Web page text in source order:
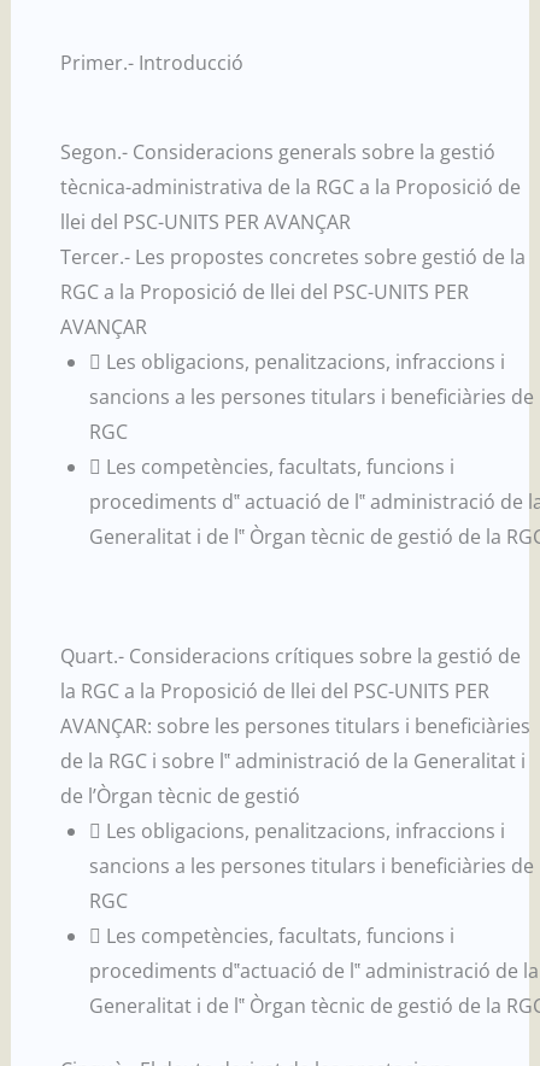
Primer.- Introducció
Segon.- Consideracions generals sobre la gestió
tècnica-administrativa de la RGC a la Proposició de
llei del PSC-UNITS PER AVANÇAR
Tercer.- Les propostes concretes sobre gestió de la
RGC a la Proposició de llei del PSC-UNITS PER
AVANÇAR
 Les obligacions, penalitzacions, infraccions i
sancions a les persones titulars i beneficiàries de
RGC
 Les competències, facultats, funcions i
procediments d‟ actuació de l‟ administració de
Generalitat i de l‟ Òrgan tècnic de gestió de la
Quart.- Consideracions crítiques sobre la gestió de
la RGC a la Proposició de llei del PSC-UNITS PER
AVANÇAR: sobre les persones titulars i beneficiàries
de la RGC i sobre l‟ administració de la Generalitat i
de l’Òrgan tècnic de gestió
 Les obligacions, penalitzacions, infraccions i
sancions a les persones titulars i beneficiàries de
RGC
 Les competències, facultats, funcions i
procediments d‟actuació de l‟ administració de la
Generalitat i de l‟ Òrgan tècnic de gestió de la